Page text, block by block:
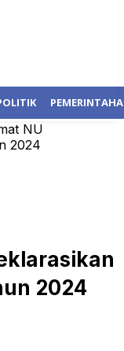
NU
2024
2024